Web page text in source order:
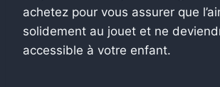
achetez pour vous assurer que
solidement au jouet et ne
accessible à votre enfant.